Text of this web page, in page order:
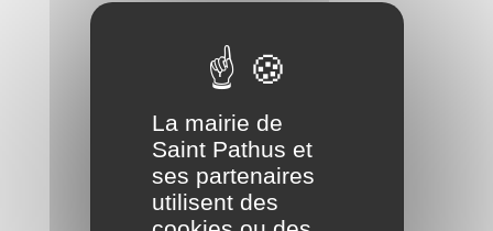
La mairie de
Saint Pathus et
ses partenaires
utilisent des